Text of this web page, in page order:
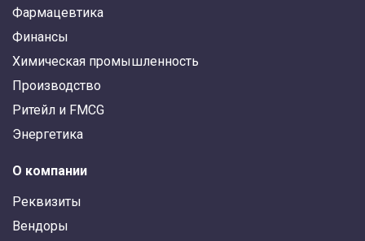
Фармацевтика
Финансы
Химическая промышленность
Производство
Ритейл и FMCG
Энергетика
О компании
Реквизиты
Вендоры